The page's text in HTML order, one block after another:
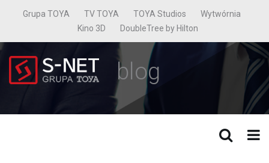
Grupa TOYA TV TOYA TOYA Studios
Wytwórnia
Kino 3D
DoubleTree by Hilton
blog